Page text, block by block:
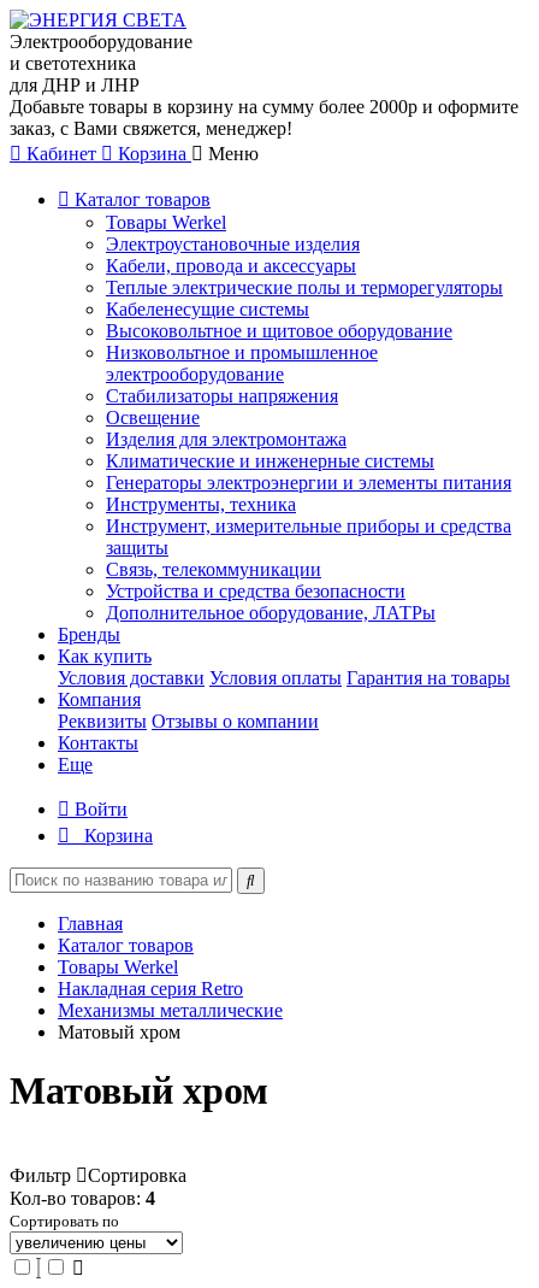
Электрооборудование
и светотехника
для ДНР и ЛНР
Добавьте товары в корзину на сумму более 2000р и оформите
заказ, с Вами свяжется, менеджер!
Кабинет
Корзина Меню
Каталог товаров
Товары Werkel
Электроустановочные изделия
Кабели, провода и аксессуары
Теплые электрические полы и терморегуляторы
Кабеленесущие системы
Высоковольтное и щитовое оборудование
Низковольтное и промышленное
электрооборудование
Стабилизаторы напряжения
Освещение
Изделия для электромонтажа
Климатические и инженерные системы
Генераторы электроэнергии и элементы питания
Инструменты, техника
Инструмент, измерительные приборы и средства
защиты
Связь, телекоммуникации
Устройства и средства безопасности
Дополнительное оборудование, ЛАТРы
Бренды
Как купить
Условия доставки Условия оплаты Гарантия на товары
Компания
Реквизиты Отзывы о компании
Контакты
Еще
Войти
Корзина
Главная
Каталог товаров
Товары Werkel
Накладная серия Retro
Механизмы металлические
Матовый хром
Матовый хром
Фильтр
Сортировка
Кол-во товаров: 4
Сортировать по